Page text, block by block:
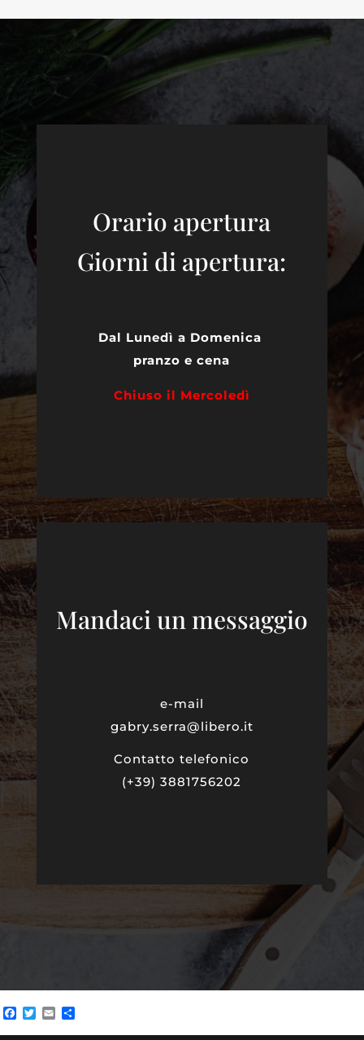
Orario apertura
Giorni di apertura:
Dal Lunedì a Domenica
pranzo e cena
Chiuso il Mercoledì
Mandaci un messaggio
e-mail
gabry.serra@libero.it
Contatto telefonico
(+39) 3881756202
Facebook
Twitter
Email